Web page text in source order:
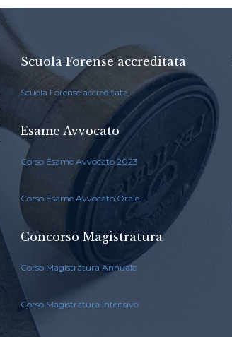
Scuola Forense accreditata
Scuola Forense accreditata
Esame Avvocato
Corso Esame Avvocato 2023
Corso Esame Avvocato Orale
Concorso Magistratura
Corso Magistratura Annuale
Corso Magistratura Intensivo